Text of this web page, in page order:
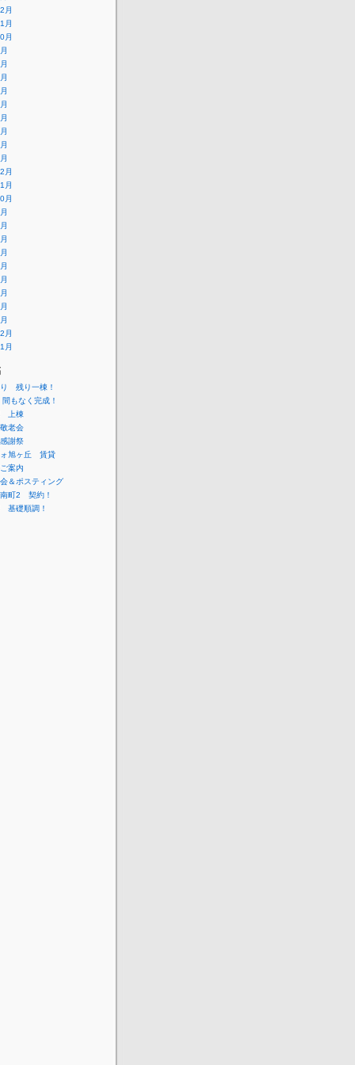
月
月
月
月
月
月
月
月
残り一棟！
もなく完成！
上棟
老会
謝祭
ォ旭ヶ丘 賃貸
案内
＆ポスティング
町2 契約！
基礎順調！